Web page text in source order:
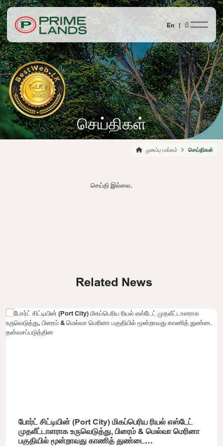
En |සිං
செய்திகள்
முகப்பு பக்கம் செய்திகள்
செய்தி இல்லை.
Related News
போர்ட் சிட்டியின் (Port City) மிகப்பெரிய ரியல் எஸ்டேட்
முதலீட்டாளராக உருவெடுத்து, பிரைம் & மெல்வா மெரினா
பகுதியில் மூன்றாவது காணித் துண்டை